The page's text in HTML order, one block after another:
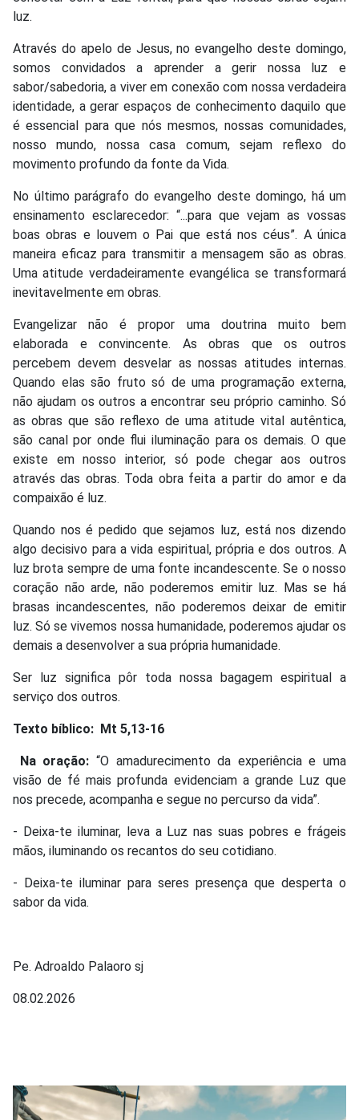
luz.
Através do apelo de Jesus, no evangelho deste domingo,
somos convidados a aprender a gerir nossa luz e
sabor/sabedoria, a viver em conexão com nossa verdadeira
identidade, a gerar espaços de conhecimento daquilo que
é essencial para que nós mesmos, nossas comunidades,
nosso mundo, nossa casa comum, sejam reflexo do
movimento profundo da fonte da Vida.
No último parágrafo do evangelho deste domingo, há um
ensinamento esclarecedor: “...para que vejam as vossas
boas obras e louvem o Pai que está nos céus”. A única
maneira eficaz para transmitir a mensagem são as obras.
Uma atitude verdadeiramente evangélica se transformará
inevitavelmente em obras.
Evangelizar não é propor uma doutrina muito bem
elaborada e convincente. As obras que os outros
percebem devem desvelar as nossas atitudes internas.
Quando elas são fruto só de uma programação externa,
não ajudam os outros a encontrar seu próprio caminho. Só
as obras que são reflexo de uma atitude vital autêntica,
são canal por onde flui iluminação para os demais. O que
existe em nosso interior, só pode chegar aos outros
através das obras. Toda obra feita a partir do amor e da
compaixão é luz.
Quando nos é pedido que sejamos luz, está nos dizendo
algo decisivo para a vida espiritual, própria e dos outros. A
luz brota sempre de uma fonte incandescente. Se o nosso
coração não arde, não poderemos emitir luz. Mas se há
brasas incandescentes, não poderemos deixar de emitir
luz. Só se vivemos nossa humanidade, poderemos ajudar os
demais a desenvolver a sua própria humanidade.
Ser luz significa pôr toda nossa bagagem espiritual a
serviço dos outros.
Texto bíblico: Mt 5,13-16
Na oração: “O amadurecimento da experiência e uma
visão de fé mais profunda evidenciam a grande Luz que
nos precede, acompanha e segue no percurso da vida”.
- Deixa-te iluminar, leva a Luz nas suas pobres e frágeis
mãos, iluminando os recantos do seu cotidiano.
- Deixa-te iluminar para seres presença que desperta o
sabor da vida.
Pe. Adroaldo Palaoro sj
08.02.2026